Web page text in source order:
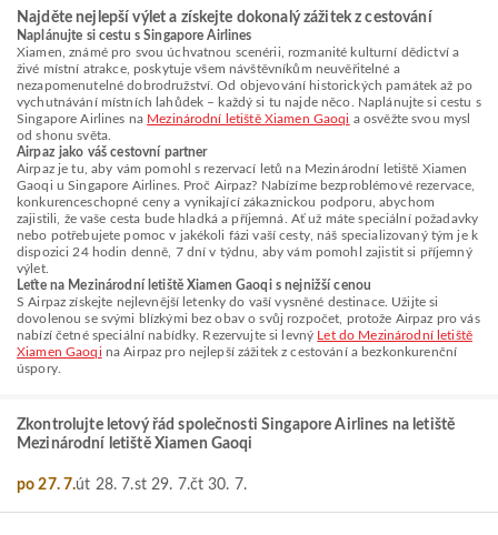
Najděte nejlepší výlet a získejte dokonalý zážitek z cestování
Naplánujte si cestu s Singapore Airlines
Xiamen, známé pro svou úchvatnou scenérii, rozmanité kulturní dědictví a
živé místní atrakce, poskytuje všem návštěvníkům neuvěřitelné a
nezapomenutelné dobrodružství. Od objevování historických památek až po
vychutnávání místních lahůdek – každý si tu najde něco. Naplánujte si cestu s
Singapore Airlines na Mezinárodní letiště Xiamen Gaoqi a osvěžte svou mysl
od shonu světa.
Airpaz jako váš cestovní partner
Airpaz je tu, aby vám pomohl s rezervací letů na Mezinárodní letiště Xiamen
Gaoqi u Singapore Airlines. Proč Airpaz? Nabízíme bezproblémové rezervace,
konkurenceschopné ceny a vynikající zákaznickou podporu, abychom
zajistili, že vaše cesta bude hladká a příjemná. Ať už máte speciální požadavky
nebo potřebujete pomoc v jakékoli fázi vaší cesty, náš specializovaný tým je k
dispozici 24 hodin denně, 7 dní v týdnu, aby vám pomohl zajistit si příjemný
výlet.
Leťte na Mezinárodní letiště Xiamen Gaoqi s nejnižší cenou
S Airpaz získejte nejlevnější letenky do vaší vysněné destinace. Užijte si
dovolenou se svými blízkými bez obav o svůj rozpočet, protože Airpaz pro vás
nabízí četné speciální nabídky. Rezervujte si levný Let do Mezinárodní letiště
Xiamen Gaoqi na Airpaz pro nejlepší zážitek z cestování a bezkonkurenční
úspory.
Zkontrolujte letový řád společnosti Singapore Airlines na letiště
Mezinárodní letiště Xiamen Gaoqi
po 27. 7.út 28. 7.st 29. 7.čt 30. 7.